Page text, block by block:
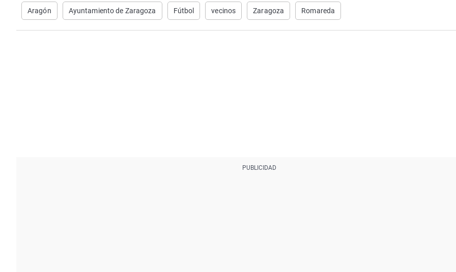
Aragón Ayuntamiento de Zaragoza Fútbol vecinos Zaragoza Romareda